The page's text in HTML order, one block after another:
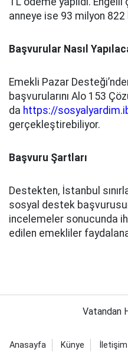
anneye ise 93 milyon
Başvurular Nasıl
Emekli Pazar
başvurularını Alo 153
da https://
gerçekleştirebiliyor.
Başvuru Şartları
Destekten, İstanbul
sosyal destek
incelemeler sonucunda
edilen emekliler
Vatandan
Anasayfa Künye İletişim